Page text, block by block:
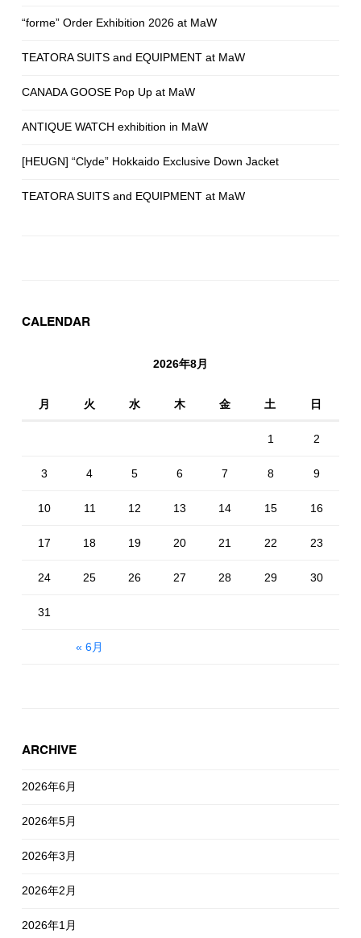
“forme” Order Exhibition 2026 at MaW
TEATORA SUITS and EQUIPMENT at MaW
CANADA GOOSE Pop Up at MaW
ANTIQUE WATCH exhibition in MaW
[HEUGN] “Clyde” Hokkaido Exclusive Down Jacket
TEATORA SUITS and EQUIPMENT at MaW
CALENDAR
2026年8月
月 火 水 木 金 土 日
« 6月
1 2
3 4 5 6 7 8 9
10 11 12 13 14 15 16
17 18 19 20 21 22 23
24 25 26 27 28 29 30
31
ARCHIVE
2026年6月
2026年5月
2026年3月
2026年2月
2026年1月